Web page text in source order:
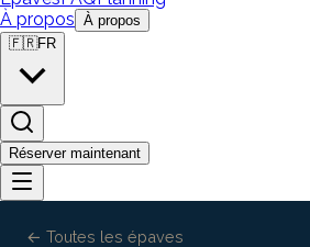
À propos À propos
🇫🇷FR
Réserver maintenant
← Toutes les épaves